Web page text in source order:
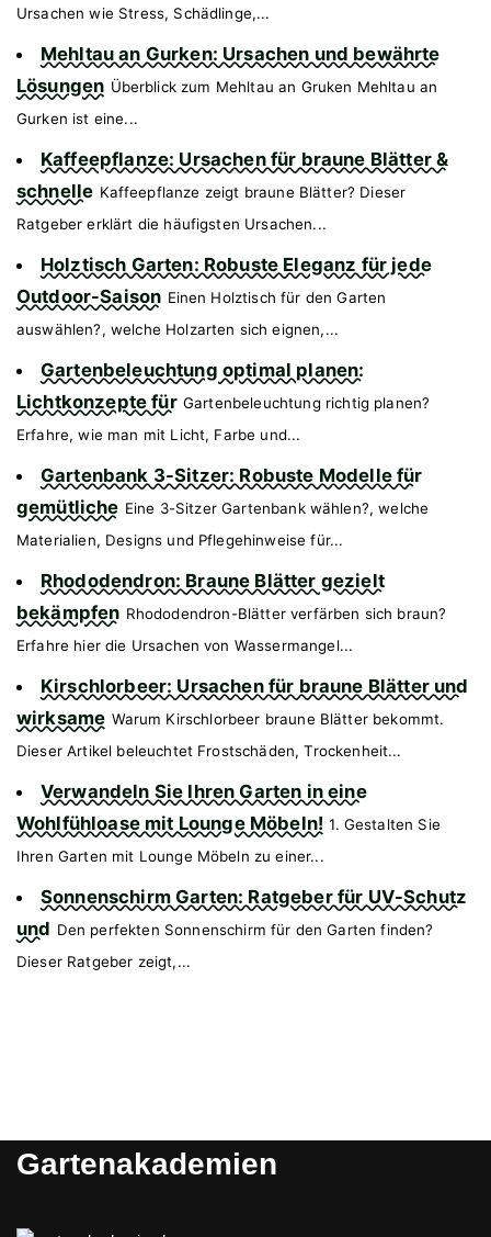
Ursachen wie Stress, Schädlinge,...
Mehltau an Gurken: Ursachen und bewährte
Lösungen Überblick zum Mehltau an Gruken Mehltau an
Gurken ist eine...
Kaffeepflanze: Ursachen für braune Blätter &
schnelle Kaffeepflanze zeigt braune Blätter? Dieser
Ratgeber erklärt die häufigsten Ursachen...
Holztisch Garten: Robuste Eleganz für jede
Outdoor-Saison Einen Holztisch für den Garten
auswählen?, welche Holzarten sich eignen,...
Gartenbeleuchtung optimal planen:
Lichtkonzepte für Gartenbeleuchtung richtig planen?
Erfahre, wie man mit Licht, Farbe und...
Gartenbank 3-Sitzer: Robuste Modelle für
gemütliche Eine 3-Sitzer Gartenbank wählen?, welche
Materialien, Designs und Pflegehinweise für...
Rhododendron: Braune Blätter gezielt
bekämpfen Rhododendron-Blätter verfärben sich braun?
Erfahre hier die Ursachen von Wassermangel...
Kirschlorbeer: Ursachen für braune Blätter und
wirksame Warum Kirschlorbeer braune Blätter bekommt.
Dieser Artikel beleuchtet Frostschäden, Trockenheit...
Verwandeln Sie Ihren Garten in eine
Wohlfühloase mit Lounge Möbeln! 1. Gestalten Sie
Ihren Garten mit Lounge Möbeln zu einer...
Sonnenschirm Garten: Ratgeber für UV-Schutz
und Den perfekten Sonnenschirm für den Garten finden?
Dieser Ratgeber zeigt,...
Gartenakademien